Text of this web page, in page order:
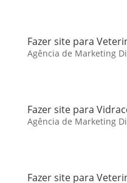
Fazer site para
Agência de Marketing
Fazer site para
Agência de Marketing
Fazer site para